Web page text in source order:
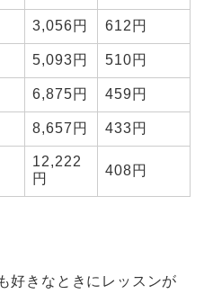
3,056円 612円
5,093円 510円
6,875円 459円
8,657円 433円
12,222
円
408円
好きなときにレッスンが